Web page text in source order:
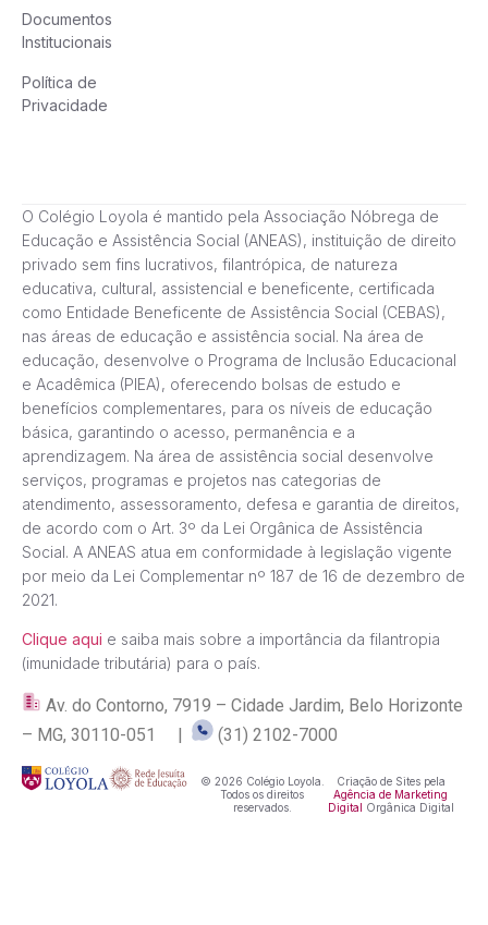
Documentos
Institucionais
Política de
Privacidade
O Colégio Loyola é mantido pela Associação Nóbrega de
Educação e Assistência Social (ANEAS), instituição de direito
privado sem fins lucrativos, filantrópica, de natureza
educativa, cultural, assistencial e beneficente, certificada
como Entidade Beneficente de Assistência Social (CEBAS),
nas áreas de educação e assistência social. Na área de
educação, desenvolve o Programa de Inclusão Educacional
e Acadêmica (PIEA), oferecendo bolsas de estudo e
benefícios complementares, para os níveis de educação
básica, garantindo o acesso, permanência e a
aprendizagem. Na área de assistência social desenvolve
serviços, programas e projetos nas categorias de
atendimento, assessoramento, defesa e garantia de direitos,
de acordo com o Art. 3º da Lei Orgânica de Assistência
Social. A ANEAS atua em conformidade à legislação vigente
por meio da Lei Complementar nº 187 de 16 de dezembro de
2021.
Clique aqui e saiba mais sobre a importância da filantropia
(imunidade tributária) para o país.
Av. do Contorno, 7919 – Cidade Jardim, Belo Horizonte
– MG, 30110-051 |
(31) 2102-7000
© 2026 Colégio Loyola.
Todos os direitos
reservados.
Criação de Sites pela
Agência de Marketing
Digital Orgânica Digital